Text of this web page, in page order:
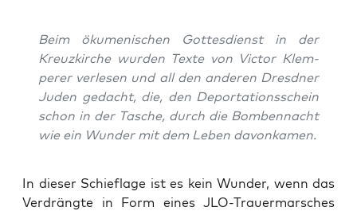
Beim öku­me­ni­schen Got­tes­dienst in der
Kreuz­kir­che wur­den Tex­te von Vic­tor Klem­
pe­rer ver­le­sen und all den ande­ren Dresd­ner
Juden gedacht, die, den Depor­ta­ti­ons­schein
schon in der Tasche, durch die Bom­ben­nacht
wie ein Wun­der mit dem Leben davonkamen.
In die­ser Schief­la­ge ist es kein Wun­der, wenn das
Ver­dräng­te in Form eines JLO-Trau­er­mar­sches